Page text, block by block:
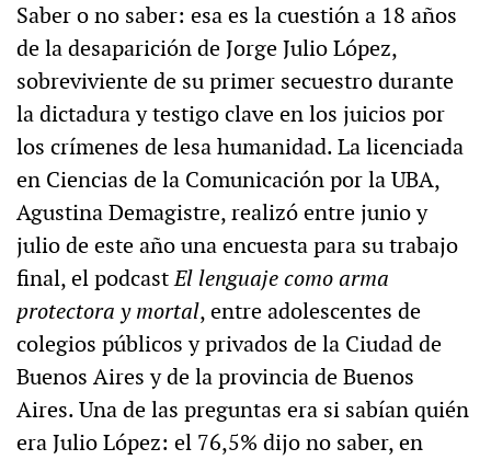
Saber o no saber: esa es la cuestión a 18 años
de la desaparición de Jorge Julio López,
sobreviviente de su primer secuestro durante
la dictadura y testigo clave en los juicios por
los crímenes de lesa humanidad. La licenciada
en Ciencias de la Comunicación por la UBA,
Agustina Demagistre, realizó entre junio y
julio de este año una encuesta para su trabajo
final, el podcastEl lenguaje como arma
protectora y mortal, entre adolescentes de
colegios públicos y privados de la Ciudad de
Buenos Aires y de la provincia de Buenos
Aires. Una de las preguntas era si sabían quién
era Julio López: el 76,5% dijo no saber, en